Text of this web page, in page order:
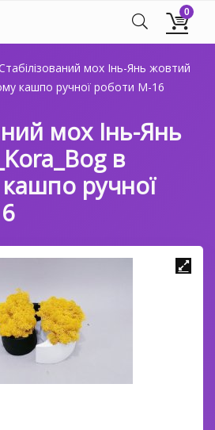
0
мох Інь-Янь жовтий
кашпо ручної роботи М-16
мох Інь-Янь
в
ручної